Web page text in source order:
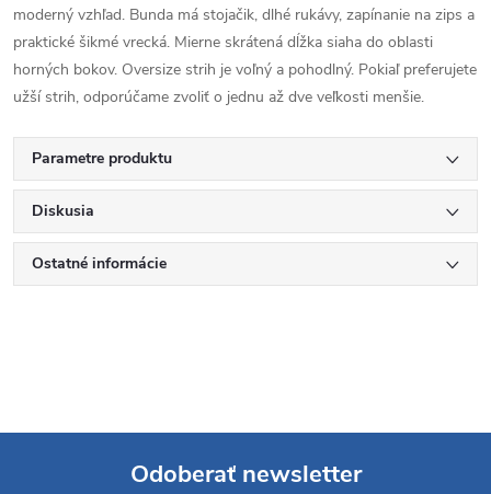
moderný vzhľad. Bunda má stojačik, dlhé rukávy, zapínanie na zips a
praktické šikmé vrecká. Mierne skrátená dĺžka siaha do oblasti
horných bokov. Oversize strih je voľný a pohodlný. Pokiaľ preferujete
užší strih, odporúčame zvoliť o jednu až dve veľkosti menšie.
Parametre produktu
Diskusia
Ostatné informácie
Odoberať newsletter